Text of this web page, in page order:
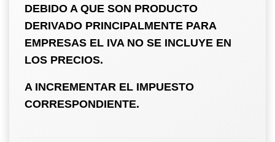
DEBIDO A QUE SON PRODUCTO
DERIVADO PRINCIPALMENTE PARA
EMPRESAS EL IVA NO SE INCLUYE EN
LOS PRECIOS.
A INCREMENTAR EL IMPUESTO
CORRESPONDIENTE.